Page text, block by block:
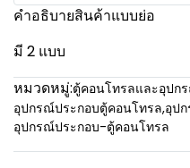
คำอธิบายสินค้าแบบย่อ
มี 2 แบบ
หมวดหมู่:ตู้คอนโทรลและอุปก
อุปกรณ์ประกอบตู้คอนโทรล,อุป
อุปกรณ์ประกอบ-ตู้คอนโทรล